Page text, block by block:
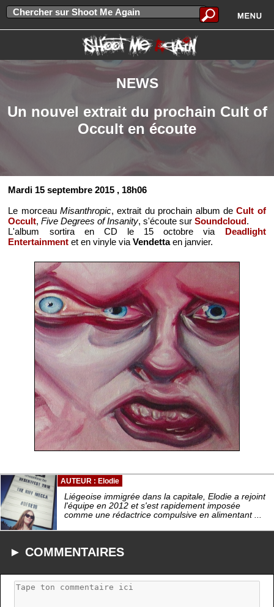
NEWS
Un nouvel extrait du prochain Cult of
Occult en écoute
Mardi 15 septembre 2015 , 18h06
Le morceauMisanthropic, extrait du prochain album deCult of
Occult,Five Degrees of Insanity, s'écoute surSoundcloud.
L'album sortira en CD le 15 octobre via Deadlight
Entertainment et en vinyle viaVendettaen janvier.
AUTEUR : Elodie
Liégeoise immigrée dans la capitale, Elodie a rejoint
l'équipe en 2012 et s'est rapidement imposée
comme une rédactrice compulsive en alimentant ...
► COMMENTAIRES